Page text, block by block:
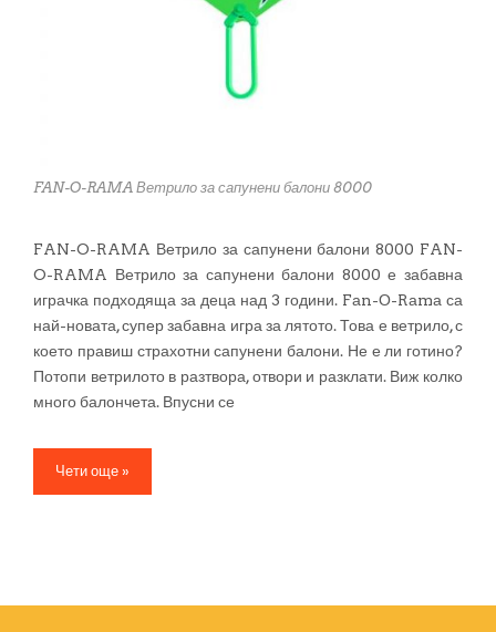
FAN-O-RAMA Ветрило за сапунени балони 8000
FAN-O-RAMA Ветрило за сапунени балони 8000 FAN-
O-RAMA Ветрило за сапунени балони 8000 е забавна
играчка подходяща за деца над 3 години. Fаn-О-Rаmа са
най-новата, супер забавна игра за лятото. Това е ветрило, с
което правиш страхотни сапунени балони. Не е ли готино?
Потопи ветрилото в разтвора, отвори и разклати. Виж колко
много балончета. Впусни се
Чети още »